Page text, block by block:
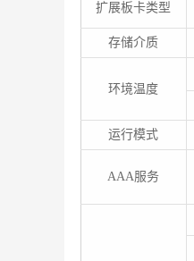
扩展板卡类型
存储介质
环境温度
运行模式
AAA服务